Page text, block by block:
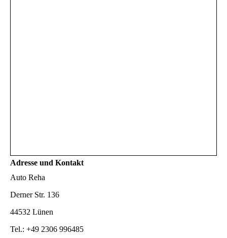
Adresse und Kontakt
Auto Reha
Derner Str. 136
44532 Lünen
Tel.: +49 2306 996485